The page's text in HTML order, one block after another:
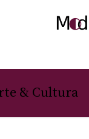
& Cultura